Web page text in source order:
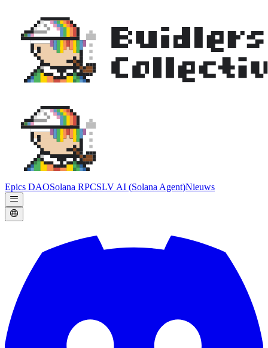
Epics DAOSolana RPCSLV AI (Solana Agent)Nieuws